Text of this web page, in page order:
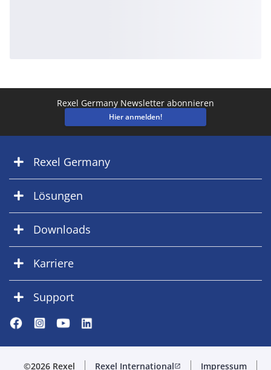
Rexel Germany Newsletter abonnieren
Hier anmelden!
Rexel Germany
Lösungen
Downloads
Karriere
Support
©2026 Rexel Rexel Internationalopen_in_new Impressum